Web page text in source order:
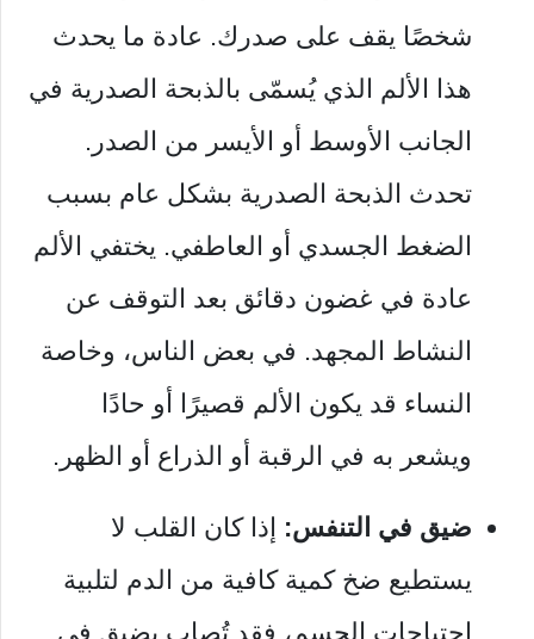
شخصًا يقف على صدرك. عادة ما يحدث
هذا الألم الذي يُسمّى بالذبحة الصدرية في
الجانب الأوسط أو الأيسر من الصدر.
تحدث الذبحة الصدرية بشكل عام بسبب
الضغط الجسدي أو العاطفي. يختفي الألم
عادة في غضون دقائق بعد التوقف عن
النشاط المجهد. في بعض الناس، وخاصة
النساء قد يكون الألم قصيرًا أو حادًا
ويشعر به في الرقبة أو الذراع أو الظهر.
ضيق في التنفس: إذا كان القلب لا
يستطيع ضخ كمية كافية من الدم لتلبية
احتياجات الجسم، فقد تُصاب بضيق في